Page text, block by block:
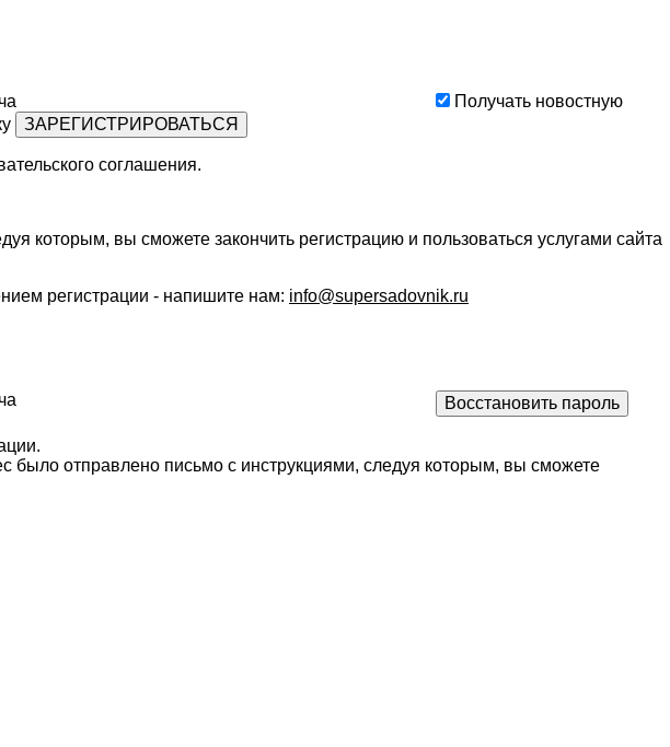
Получать новостную
соглашения.
которым, вы сможете закончить регистрацию и пользоваться услугами сайта
регистрации - напишите нам: info@supersadovnik.ru
было отправлено письмо с инструкциями, следуя которым, вы сможете